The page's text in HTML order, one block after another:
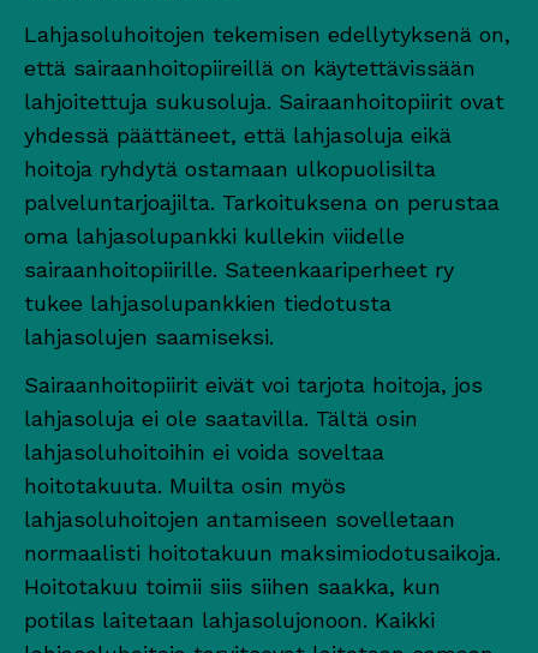
Lahjasoluhoitojen tekemisen edellytyksenä on,
että sairaanhoitopiireillä on käytettävissään
lahjoitettuja sukusoluja. Sairaanhoitopiirit ovat
yhdessä päättäneet, että lahjasoluja eikä
hoitoja ryhdytä ostamaan ulkopuolisilta
palveluntarjoajilta. Tarkoituksena on perustaa
oma lahjasolupankki kullekin viidelle
sairaanhoitopiirille. Sateenkaariperheet ry
tukee lahjasolupankkien tiedotusta
lahjasolujen saamiseksi.
Sairaanhoitopiirit eivät voi tarjota hoitoja, jos
lahjasoluja ei ole saatavilla. Tältä osin
lahjasoluhoitoihin ei voida soveltaa
hoitotakuuta. Muilta osin myös
lahjasoluhoitojen antamiseen sovelletaan
normaalisti hoitotakuun maksimiodotusaikoja.
Hoitotakuu toimii siis siihen saakka, kun
potilas laitetaan lahjasolujonoon. Kaikki